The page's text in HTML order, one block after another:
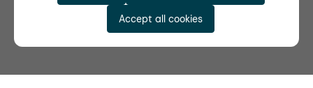
Accept all cookies